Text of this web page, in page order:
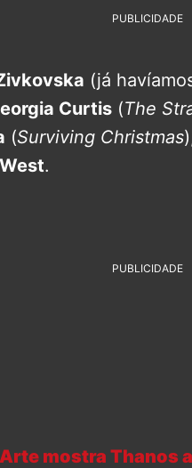
PUBLICIDADE
(já
Curtis (The
(Surviving Christmas
.
PUBLICIDADE
mostra Thanos